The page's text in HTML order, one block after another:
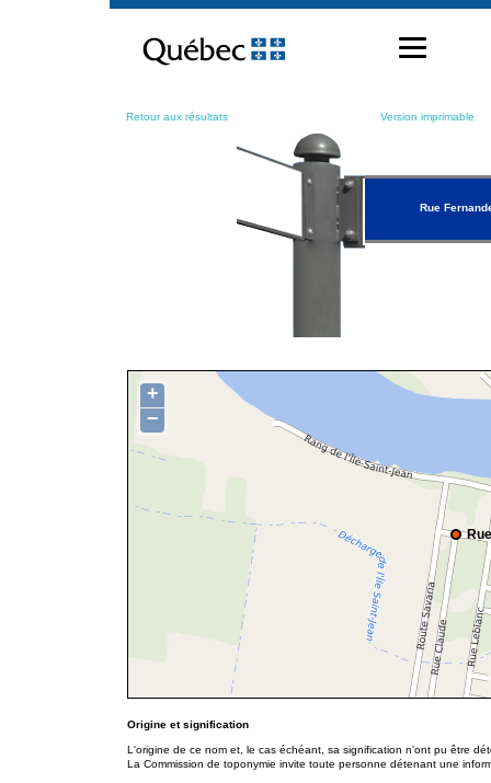
contenu
Retour aux résultats Version imprimable
Rue
+
−
Origine et signification
L'origine de ce nom et, le cas échéant, sa signification n’ont pu être
La Commission de toponymie invite toute personne détenant une